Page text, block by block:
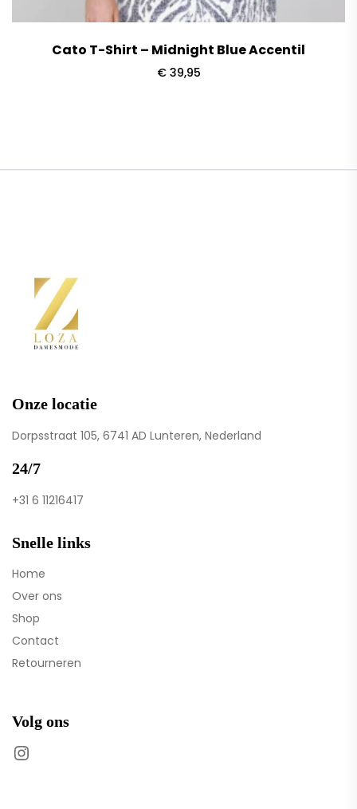
Cato T-Shirt – Midnight Blue Accentil
€39,95
Onze locatie
Dorpsstraat 105, 6741 AD Lunteren, Nederland
24/7
+31 6 11216417
Snelle links
Home
Over ons
Shop
Contact
Retourneren
Volg ons
Instagram